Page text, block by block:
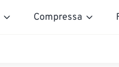
Compressa